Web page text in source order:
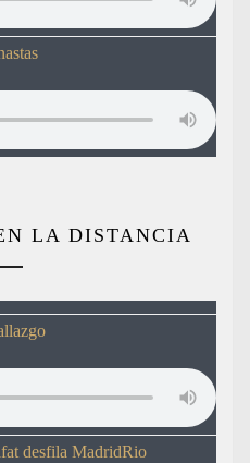
LA DISTANCIA
desfila MadridRio